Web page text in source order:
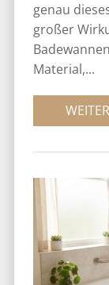
genau
großer
Material,...